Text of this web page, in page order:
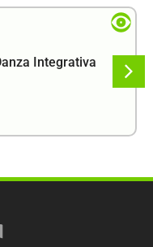
Integrativa